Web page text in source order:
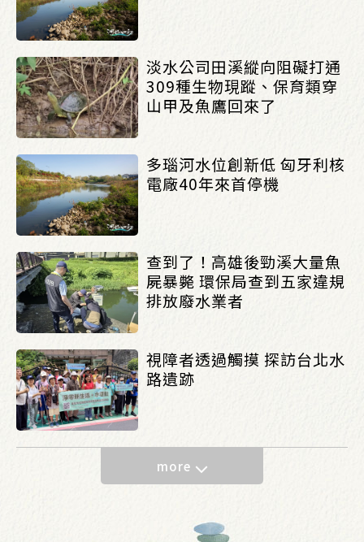
淡水公司田溪縱向阻礙打通
309種生物現蹤、保育類穿
山甲及魚鷹回來了
多瑙河水位創新低 匈牙利核
電廠40年來首停機
查到了！高雄後勁溪大量魚
屍暴斃 環保局查到五家違規
排放廢水業者
視障者透過觸摸 探訪台北水
路遺跡
more